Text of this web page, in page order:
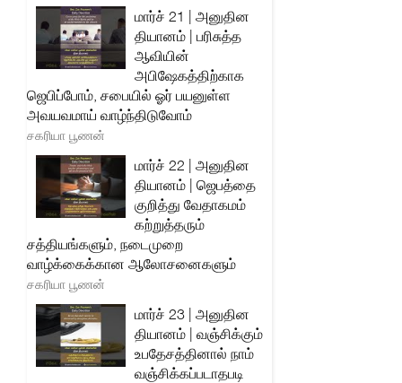
மார்ச் 21 | அனுதின
தியானம் | பரிசுத்த
ஆவியின்
அபிஷேகத்திற்காக
ஜெபிப்போம், சபையில் ஓர் பயனுள்ள
அவயவமாய் வாழ்ந்திடுவோம்
சகரியா பூணன்
மார்ச் 22 | அனுதின
தியானம் | ஜெபத்தை
குறித்து வேதாகமம்
கற்றுத்தரும்
சத்தியங்களும், நடைமுறை
வாழ்க்கைக்கான ஆலோசனைகளும்
சகரியா பூணன்
மார்ச் 23 | அனுதின
தியானம் | வஞ்சிக்கும்
உபதேசத்தினால் நாம்
வஞ்சிக்கப்படாதபடி